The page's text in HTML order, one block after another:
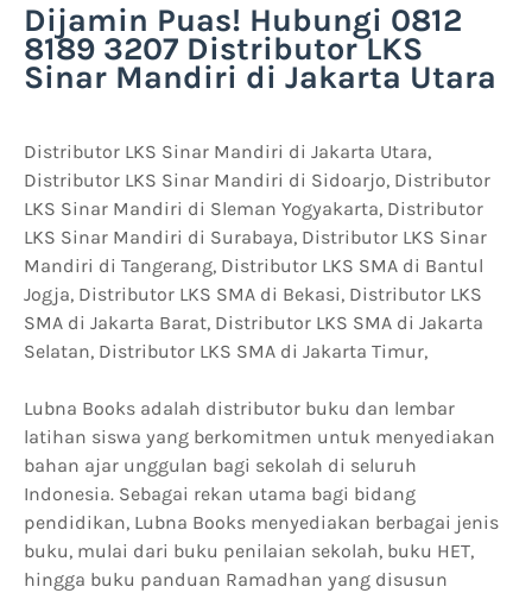
Dijamin Puas! Hubungi 0812
8189 3207 Distributor LKS
Sinar Mandiri di Jakarta Utara
Distributor LKS Sinar Mandiri di Jakarta Utara,
Distributor LKS Sinar Mandiri di Sidoarjo, Distributor
LKS Sinar Mandiri di Sleman Yogyakarta, Distributor
LKS Sinar Mandiri di Surabaya, Distributor LKS Sinar
Mandiri di Tangerang, Distributor LKS SMA di Bantul
Jogja, Distributor LKS SMA di Bekasi, Distributor LKS
SMA di Jakarta Barat, Distributor LKS SMA di Jakarta
Selatan, Distributor LKS SMA di Jakarta Timur,
Lubna Books adalah distributor buku dan lembar
latihan siswa yang berkomitmen untuk menyediakan
bahan ajar unggulan bagi sekolah di seluruh
Indonesia. Sebagai rekan utama bagi bidang
pendidikan, Lubna Books menyediakan berbagai jenis
buku, mulai dari buku penilaian sekolah, buku HET,
hingga buku panduan Ramadhan yang disusun